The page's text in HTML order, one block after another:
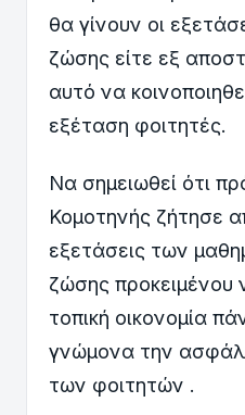
θα γίνουν οι
ζώσης είτε εξ
αυτό να
εξέταση φοιτητές.
Να σημειωθεί ότι
Κομοτηνής ζήτησε
εξετάσεις των
ζώσης προκειμένου
τοπική οικονομία
γνώμονα την
των φοιτητών .